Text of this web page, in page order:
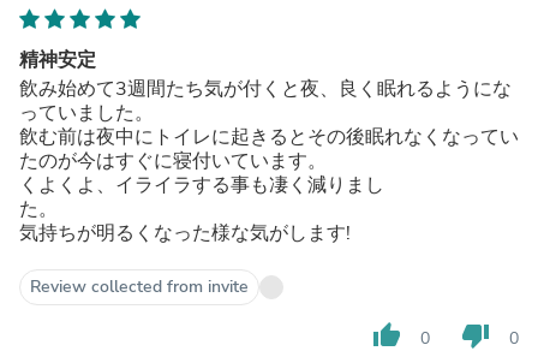
精神安定
飲み始めて3週間たち気が付くと夜、良く眠れるようにな
っていました。
飲む前は夜中にトイレに起きるとその後眠れなくなってい
たのが今はすぐに寝付いています。
くよくよ、イライラする事も凄く減りまし
た。
気持ちが明るくなった様な気がします!
Review collected from invite
thumb_up 0 thumb_down 0